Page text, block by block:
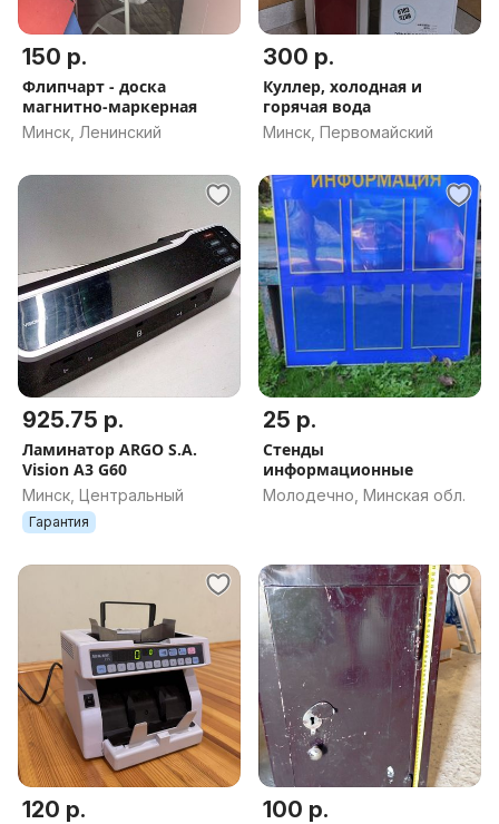
150 р.
Флипчарт - доска
магнитно-маркерная
Минск, Ленинский
300 р.
Куллер, холодная и
горячая вода
Минск, Первомайский
925.75 р.
Ламинатор ARGO S.A.
Vision A3 G60
Минск, Центральный
Гарантия
25 р.
Стенды
информационные
Молодечно, Минская обл.
120 р. 100 р.